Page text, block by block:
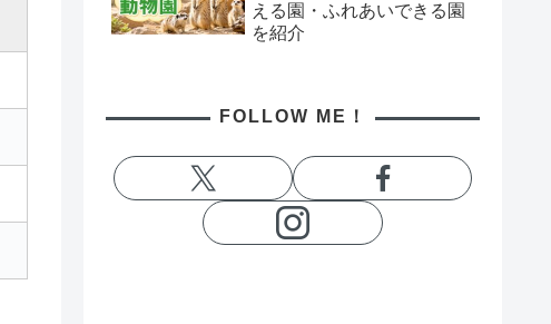
える園・ふれあいできる園
を紹介
FOLLOW ME！